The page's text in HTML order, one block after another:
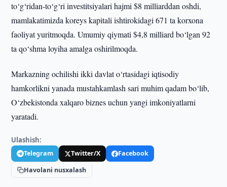
to‘g‘ridan-to‘g‘ri investitsiyalari hajmi $8 milliarddan oshdi,
mamlakatimizda koreys kapitali ishtirokidagi 671 ta korxona
faoliyat yuritmoqda. Umumiy qiymati $4,8 milliard bo‘lgan 92
ta qo‘shma loyiha amalga oshirilmoqda.
Markazning ochilishi ikki davlat o‘rtasidagi iqtisodiy
hamkorlikni yanada mustahkamlash sari muhim qadam bo‘lib,
O‘zbekistonda xalqaro biznes uchun yangi imkoniyatlarni
yaratadi.
Ulashish:
Telegram Twitter/X
Facebook
Havolani nusxalash